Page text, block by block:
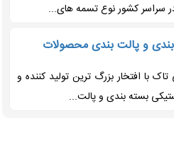
سراسر کشور نوع تسمه های...
و پالت بندی محصولات
تی تاک با افتخار بزرگ ترین تولید کننده و
بسته بندی و پالت...